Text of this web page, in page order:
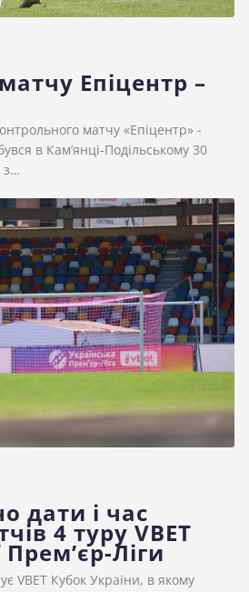
Епіцентр –
матчу «Епіцентр» -
в Кам’янці-Подільському 30
з…
дати і час
4 туру VBET
Ліги
VBET Кубок України, в якому